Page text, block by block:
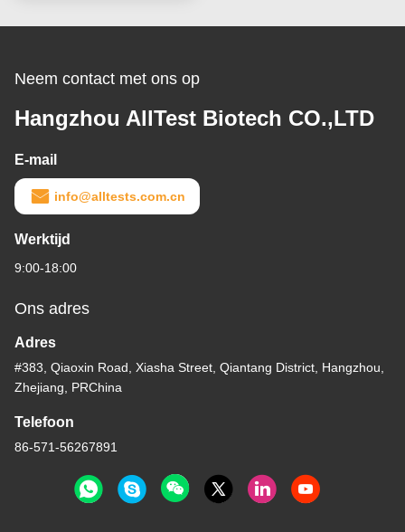
Neem contact met ons op
Hangzhou AllTest Biotech CO.,LTD
E-mail
info@alltests.com.cn
Werktijd
9:00-18:00
Ons adres
Adres
#383, Qiaoxin Road, Xiasha Street, Qiantang District, Hangzhou,
Zhejiang, PRChina
Telefoon
86-571-56267891